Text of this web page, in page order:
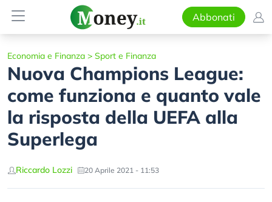
Abbonati
Economia e Finanza > Sport e Finanza
Nuova Champions League:
come funziona e quanto vale
la risposta della UEFA alla
Superlega
Riccardo Lozzi 20 Aprile 2021 - 11:53